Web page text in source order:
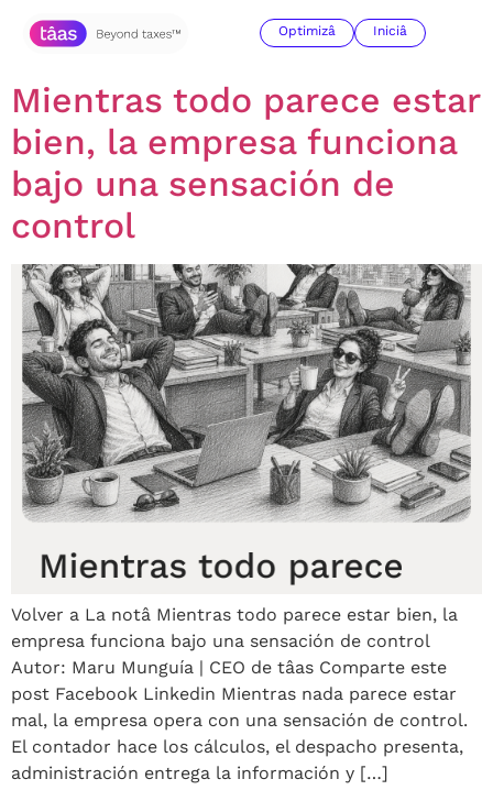
Iniciâ
Optimizâ
Autor:Paulo henao
Mientras todo parece estar
bien, la empresa funciona
bajo una sensación de
control
Volver a La notâ Mientras todo parece estar bien, la
empresa funciona bajo una sensación de control
Autor: Maru Munguía | CEO de tâas Comparte este
post Facebook Linkedin Mientras nada parece estar
mal, la empresa opera con una sensación de control.
El contador hace los cálculos, el despacho presenta,
administración entrega la información y […]